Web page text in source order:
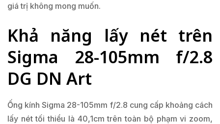
giá trị không mong muốn.
Khả năng lấy nét trên
Sigma 28-105mm f/2.8
DG DN Art
Ống kính Sigma 28-105mm f/2.8 cung cấp khoảng cách
lấy nét tối thiểu là 40,1cm trên toàn bộ phạm vi zoom,